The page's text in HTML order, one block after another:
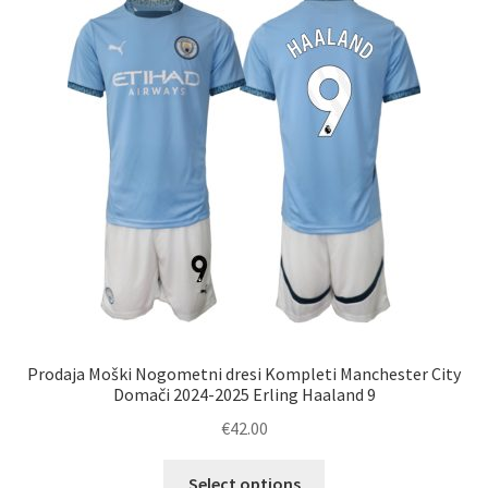
lahko
izberete
na
strani
izdelka
Prodaja Moški Nogometni dresi Kompleti Manchester City
Domači 2024-2025 Erling Haaland 9
€42.00
Select options